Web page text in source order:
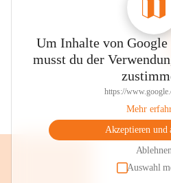
Um Inhalte von Google
musst du der
https://
Mehr
Akzeptieren und
Auswahl